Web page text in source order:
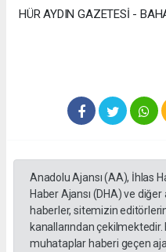
HÜR AYDIN GAZETESİ -
Anadolu Ajansı (AA), İhlas
Haber Ajansı (DHA) ve
haberler, sitemizin
kanallarından
muhataplar haberi geçen